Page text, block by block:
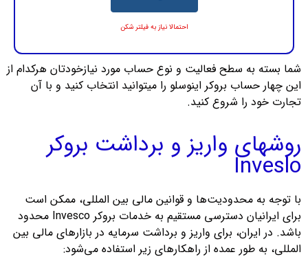
احتمالا نیاز به فیلتر شکن
شما بسته به سطح فعالیت و نوع حساب مورد نیازخودتان هرکدام از
این چهار حساب بروکر اینوسلو را میتوانید انتخاب کنید و با آن
تجارت خود را شروع کنید.
روشهای واریز و برداشت بروکر
Inveslo
با توجه به محدودیت‌ها و قوانین مالی بین المللی، ممکن است
برای ایرانیان دسترسی مستقیم به خدمات بروکر Invesco محدود
باشد. در ایران، برای واریز و برداشت سرمایه در بازارهای مالی بین
المللی، به طور عمده از راهکارهای زیر استفاده می‌شود: